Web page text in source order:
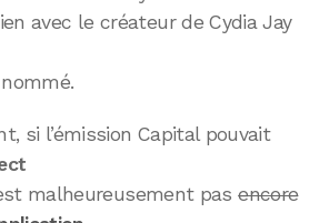
avec le créateur de Cydia Jay
si l’émission Capital pouvait
malheureusement pasencore